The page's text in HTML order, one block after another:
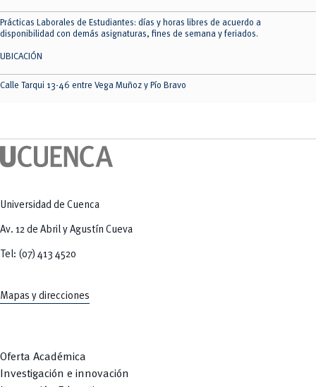
Prácticas Laborales de Estudiantes: días y horas libres de acuerdo a
disponibilidad con demás asignaturas, fines de semana y feriados.
UBICACIÓN
Calle Tarqui 13-46 entre Vega Muñoz y Pío Bravo
Universidad de Cuenca
Av. 12 de Abril y Agustín Cueva
Tel: (07) 413 4520
Mapas y direcciones
Oferta Académica
Investigación e innovación